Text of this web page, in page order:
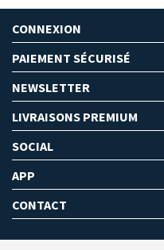
CONNEXION
PAIEMENT SÉCURISÉ
NEWSLETTER
LIVRAISONS PREMIUM
SOCIAL
APP
CONTACT